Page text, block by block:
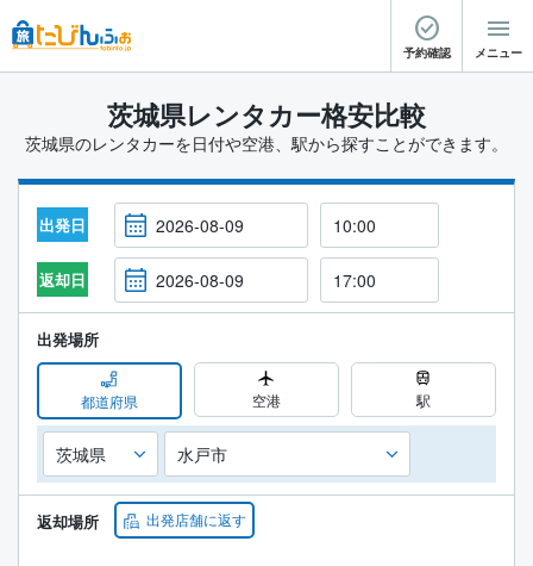
予約確認 メニュー
茨城県レンタカー格安比較
茨城県のレンタカーを日付や空港、駅から探すことができます。
出発日
返却日
出発場所
都道府県 空港 駅
返却場所 出発店舗に返す